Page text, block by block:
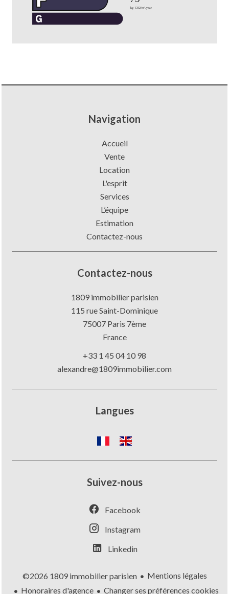
Navigation
Accueil
Vente
Location
L'esprit
Services
L’équipe
Estimation
Contactez-nous
Contactez-nous
1809 immobilier parisien
115 rue Saint-Dominique
75007 Paris 7ème
France
+33 1 45 04 10 98
alexandre@1809immobilier.com
Langues
Suivez-nous
Facebook
Instagram
Linkedin
©2026 1809 immobilier parisien
Mentions légales
Honoraires d'agence
Changer ses préférences cookies